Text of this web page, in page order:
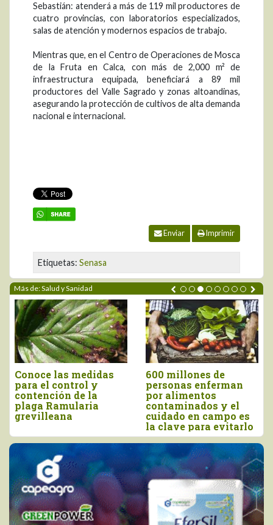
Sebastián: atenderá a más de 119 mil productores de
cuatro provincias, con laboratorios especializados,
salas de atención y modernos espacios de trabajo.
Mientras que, en el Centro de Operaciones de Mosca
de la Fruta en Calca, con más de 2,000 m² de
infraestructura equipada, beneficiará a 89 mil
productores del Valle Sagrado y zonas altoandinas,
asegurando la protección de cultivos de alta demanda
nacional e internacional.
Enviar Imprimir
Etiquetas: Senasa
Más de: Salud y Sanidad
600 millones de
personas enferman
por alimentos
contaminados y el
cuidado en campo es
Senacsa Paraguay
inspeccionó centros
de faenamiento de
aves en Lima e Ica